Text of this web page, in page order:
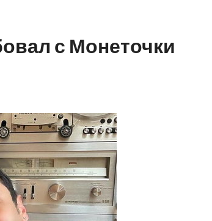
с Монеточки